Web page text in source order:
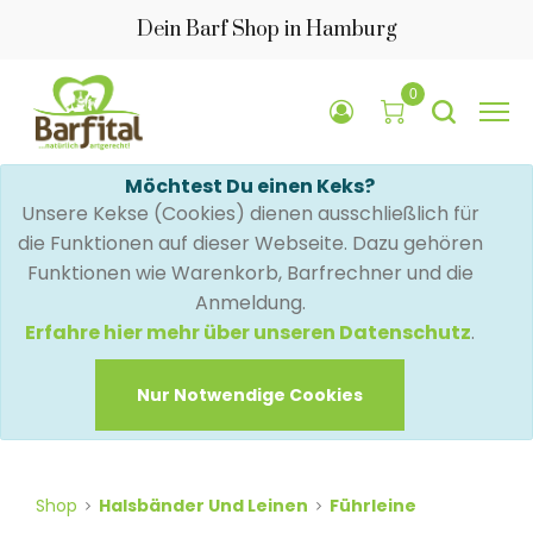
Dein Barf Shop in Hamburg
0
Möchtest Du einen Keks?
Unsere Kekse (Cookies) dienen ausschließlich für
die Funktionen auf dieser Webseite. Dazu gehören
Funktionen wie Warenkorb, Barfrechner und die
Anmeldung.
Erfahre hier mehr über unseren Datenschutz.
Nur Notwendige Cookies
Shop Halsbänder Und Leinen Führleine